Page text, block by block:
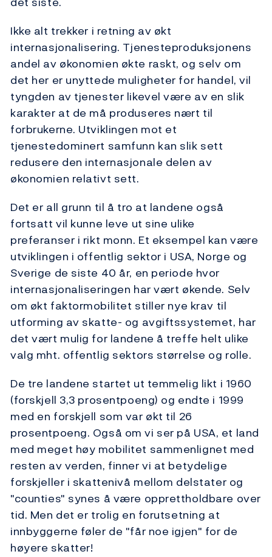
Ikke alt trekker i retning av økt
internasjonalisering. Tjenesteproduksjonens
andel av økonomien økte raskt, og selv om
det her er unyttede muligheter for handel, vil
tyngden av tjenester likevel være av en slik
karakter at de må produseres nært til
forbrukerne. Utviklingen mot et
tjenestedominert samfunn kan slik sett
redusere den internasjonale delen av
økonomien relativt sett.
Det er all grunn til å tro at landene også
fortsatt vil kunne leve ut sine ulike
preferanser i rikt monn. Et eksempel kan være
utviklingen i offentlig sektor i USA, Norge og
Sverige de siste 40 år, en periode hvor
internasjonaliseringen har vært økende. Selv
om økt faktormobilitet stiller nye krav til
utforming av skatte- og avgiftssystemet, har
det vært mulig for landene å treffe helt ulike
valg mht. offentlig sektors størrelse og rolle.
De tre landene startet ut temmelig likt i 1960
(forskjell 3,3 prosentpoeng) og endte i 1999
med en forskjell som var økt til 26
prosentpoeng. Også om vi ser på USA, et land
med meget høy mobilitet sammenlignet med
resten av verden, finner vi at betydelige
forskjeller i skattenivå mellom delstater og
"counties" synes å være opprettholdbare over
tid. Men det er trolig en forutsetning at
innbyggerne føler de "får noe igjen" for de
høyere skatter!